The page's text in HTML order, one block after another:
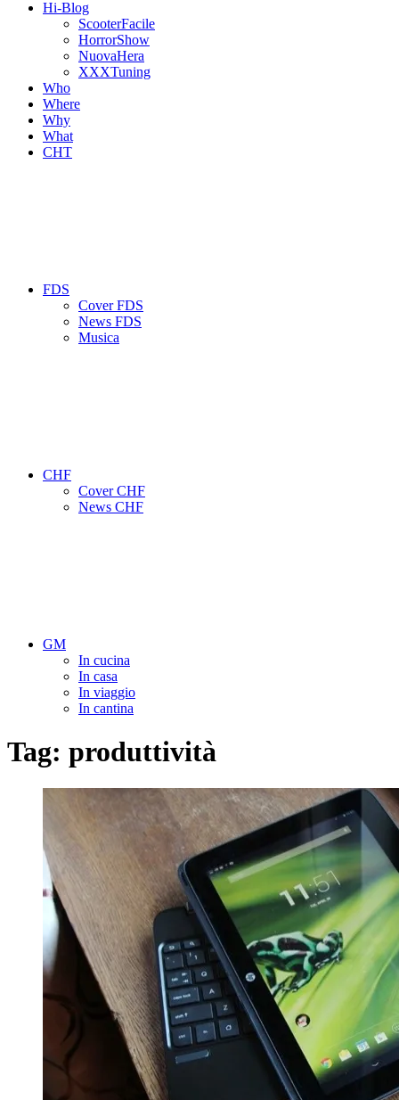
Hi-Blog
ScooterFacile
HorrorShow
NuovaHera
XXXTuning
Who
Where
Why
What
CHT
FDS
Cover FDS
News FDS
Musica
CHF
Cover CHF
News CHF
GM
In cucina
In casa
In viaggio
In cantina
Tag: produttività